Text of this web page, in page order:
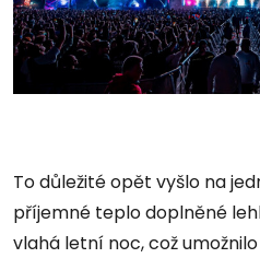
To důležité opět vyšlo na
příjemné teplo doplněné
vlahá letní noc, což